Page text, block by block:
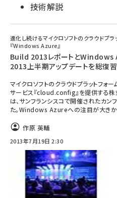
技術解説
進化し続けるマイクロソフトのクラウドプラ
『Windows Azure』
Build 2013レポートとWindows
2013上半期アップデートを総復習
マイクロソフトのクラウドプラットフォ
サービス『cloud.config』を提供する株
は、サンフランシスコで開催されたカン
た。Windows Azureへの注目が大きか
作原 英輔
2013年7月19日 2:30